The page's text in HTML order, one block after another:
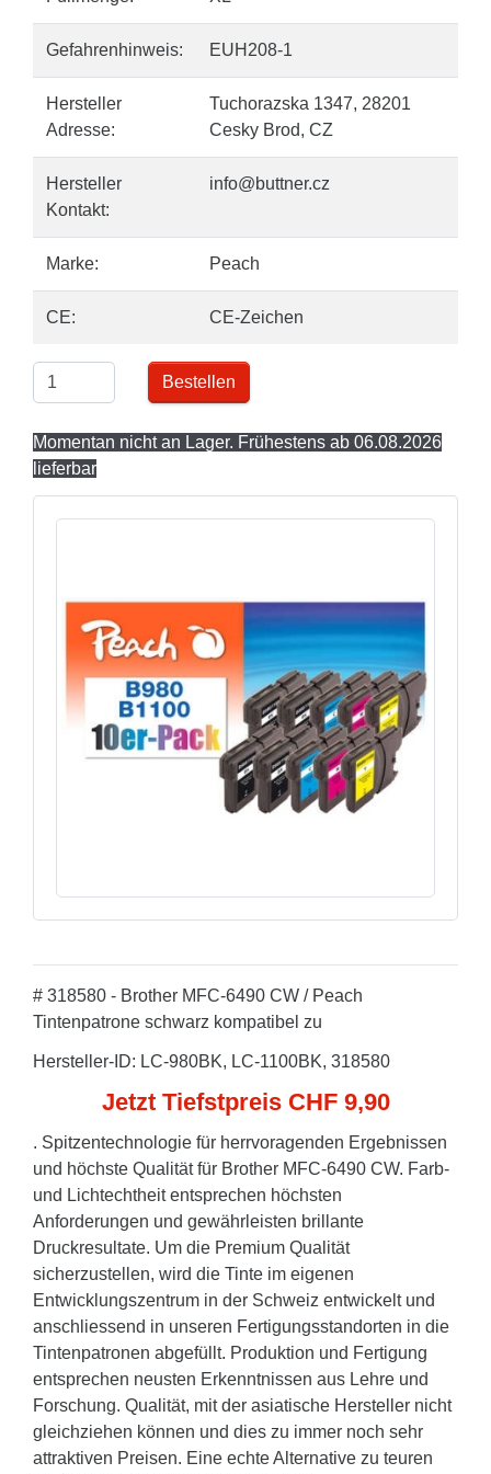
Gefahrenhinweis: EUH208-1
Hersteller
Adresse:
Tuchorazska 1347, 28201
Cesky Brod, CZ
Hersteller
Kontakt:
info@buttner.cz
Marke: Peach
CE: CE-Zeichen
Bestellen
Momentan nicht an Lager. Frühestens ab 06.08.2026
lieferbar
# 318580 - Brother MFC-6490 CW / Peach
Tintenpatrone schwarz kompatibel zu
Hersteller-ID: LC-980BK, LC-1100BK, 318580
Jetzt Tiefstpreis CHF 9,90
. Spitzentechnologie für herrvoragenden Ergebnissen
und höchste Qualität für Brother MFC-6490 CW. Farb-
und Lichtechtheit entsprechen höchsten
Anforderungen und gewährleisten brillante
Druckresultate. Um die Premium Qualität
sicherzustellen, wird die Tinte im eigenen
Entwicklungszentrum in der Schweiz entwickelt und
anschliessend in unseren Fertigungsstandorten in die
Tintenpatronen abgefüllt. Produktion und Fertigung
entsprechen neusten Erkenntnissen aus Lehre und
Forschung. Qualität, mit der asiatische Hersteller nicht
gleichziehen können und dies zu immer noch sehr
attraktiven Preisen. Eine echte Alternative zu teuren